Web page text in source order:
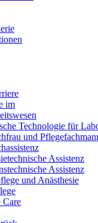
im
Technologie für
und
Assistenz
Assistenz
und Anästhesie
Care